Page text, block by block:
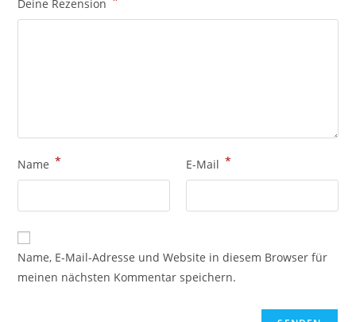
Deine Rezension
Name * E-Mail *
Name, E-Mail-Adresse und Website in diesem Browser für
meinen nächsten Kommentar speichern.